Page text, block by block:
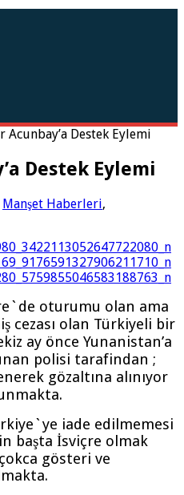
Acunbay’a Destek Eylemi
Destek Eylemi
Manşet Haberleri,
oturumu olan ama
cezası olan Türkiyeli bir
ay önce Yunanistan’a
polisi tarafindan ;
gözaltına alınıyor
iade edilmemesi
başta İsviçre olmak
gösteri ve